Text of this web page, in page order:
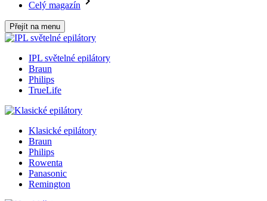
Celý magazín
Přejít na menu
IPL světelné epilátory
Braun
Philips
TrueLife
Klasické epilátory
Braun
Philips
Rowenta
Panasonic
Remington